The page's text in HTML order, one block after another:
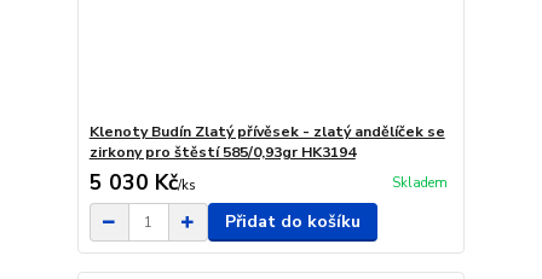
Klenoty Budín Zlatý přívěsek - zlatý andělíček se
zirkony pro štěstí 585/0,93gr HK3194
5 030 Kč/ks Skladem
Přidat do košíku